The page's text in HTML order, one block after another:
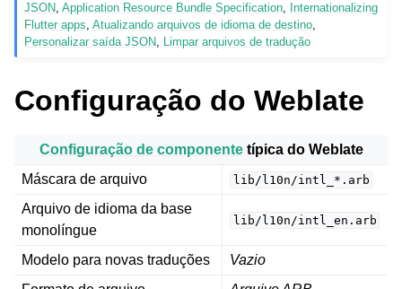
JSON ,Application Resource Bundle Specification
Internationalizing
Flutter apps ,Atualizando arquivos de idioma de destino
Personalizar saída JSON
Limpar arquivos de tradução
Configuração do Weblate
Configuração de componentetípica do Weblate
Máscara de arquivo
lib/l10n/intl_*.arb
Arquivo de idioma da base
monolíngue
lib/l10n/intl_en.arb
Modelo para novas traduções
Vazio